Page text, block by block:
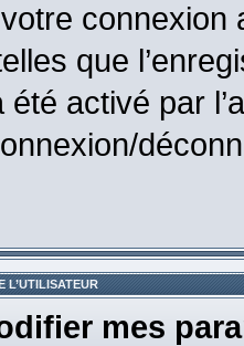
que
été activé par
L’UTILISATEUR
mes